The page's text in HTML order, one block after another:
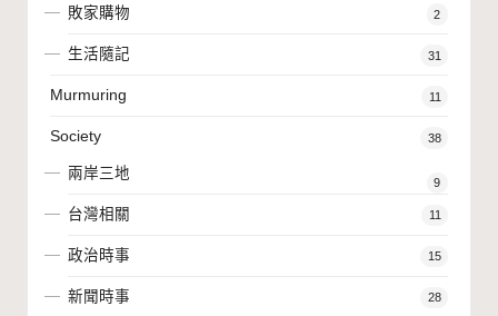
敗家購物 2
生活隨記 31
Murmuring 11
Society 38
兩岸三地
9
台灣相關 11
政治時事 15
新聞時事 28